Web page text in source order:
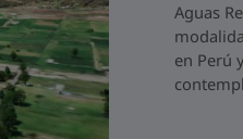
Aguas
en Perú